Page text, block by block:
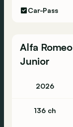
Car-Pass
Alfa Romeo
Junior
2026
136 ch